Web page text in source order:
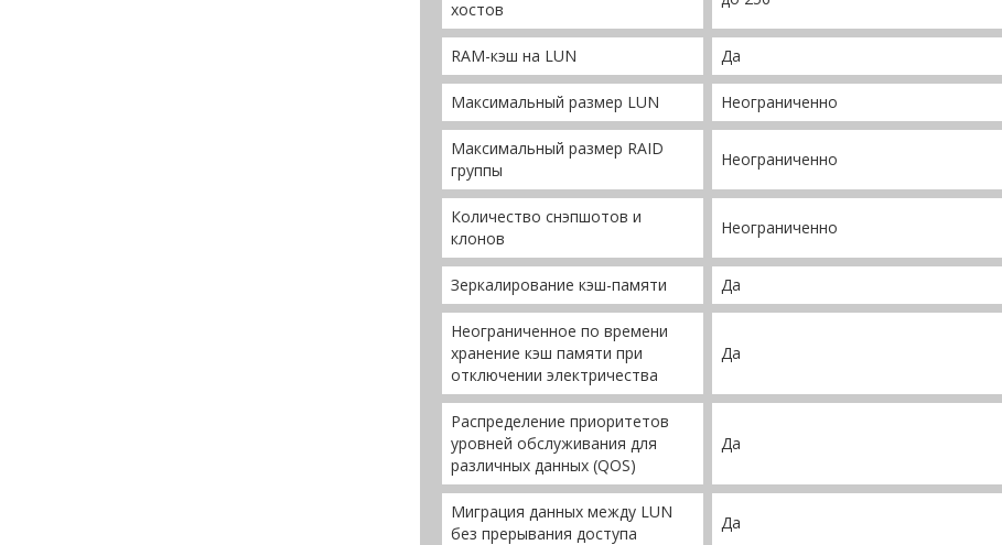
хостов
RAM-кэш на LUN Да
Максимальный размер LUN Неограниченно
Максимальный размер RAID
группы
Неограниченно
Количество снэпшотов и
клонов
Неограниченно
Зеркалирование кэш-памяти Да
Неограниченное по времени
хранение кэш памяти при
отключении электричества
Да
Распределение приоритетов
уровней обслуживания для
различных данных (QOS)
Да
Миграция данных между LUN
без прерывания доступа
Да